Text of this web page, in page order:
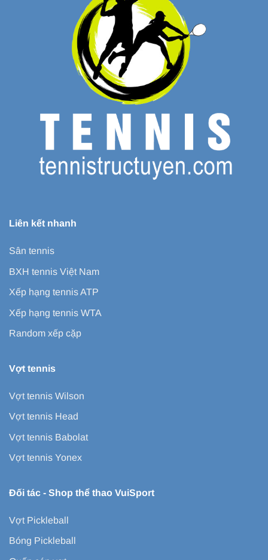
Liên kết nhanh
Sân tennis
BXH tennis Việt Nam
Xếp hạng tennis ATP
Xếp hạng tennis WTA
Random xếp cặp
Vợt tennis
Vợt tennis Wilson
Vợt tennis Head
Vợt tennis Babolat
Vợt tennis Yonex
Đối tác - Shop thể thao VuiSport
Vợt Pickleball
Bóng Pickleball